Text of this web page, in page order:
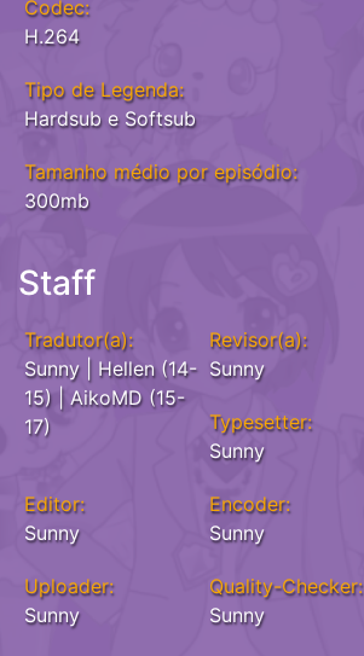
Codec:
H.264
Tipo de Legenda:
Hardsub e Softsub
Tamanho médio por episódio:
300mb
Staff
Tradutor(a):
Sunny | Hellen (14-
15) | AikoMD (15-
17)
Revisor(a):
Sunny
Typesetter:
Sunny
Editor:
Sunny
Encoder:
Sunny
Uploader:
Sunny
Quality-Checker:
Sunny